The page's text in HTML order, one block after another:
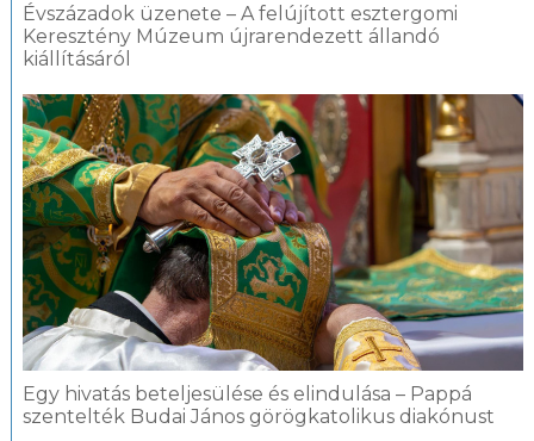
Évszázadok üzenete – A felújított esztergomi
Keresztény Múzeum újrarendezett állandó
kiállításáról
Egy hivatás beteljesülése és elindulása – Pappá
szentelték Budai János görögkatolikus diakónust